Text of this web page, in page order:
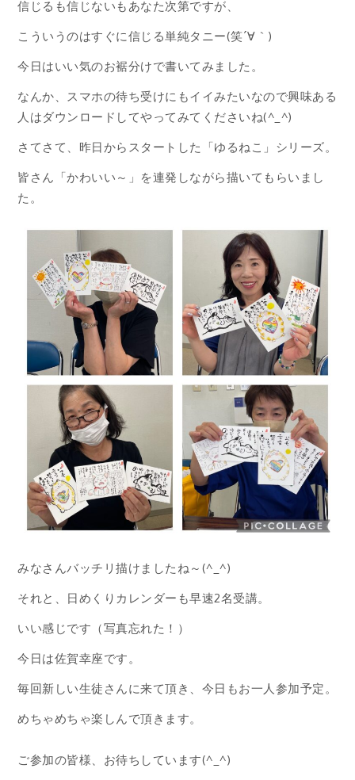
信じるも信じないもあなた次第ですが、
こういうのはすぐに信じる単純タニー(笑´∀｀)
今日はいい気のお裾分けで書いてみました。
なんか、スマホの待ち受けにもイイみたいなので興味ある
人はダウンロードしてやってみてくださいね(^_^)
さてさて、昨日からスタートした「ゆるねこ」シリーズ。
皆さん「かわいい～」を連発しながら描いてもらいまし
た。
みなさんバッチリ描けましたね～(^_^)
それと、日めくりカレンダーも早速2名受講。
いい感じです（写真忘れた！）
今日は佐賀幸座です。
毎回新しい生徒さんに来て頂き、今日もお一人参加予定。
めちゃめちゃ楽しんで頂きます。
ご参加の皆様、お待ちしています(^_^)